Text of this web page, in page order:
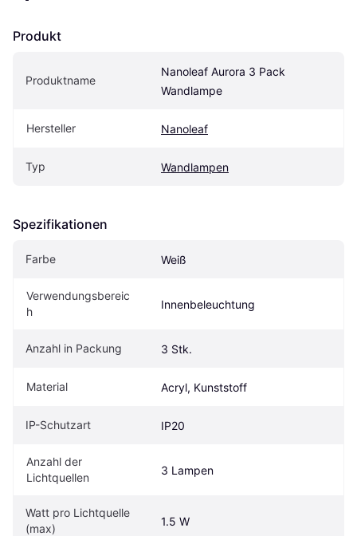
Produkt
Produktname
Nanoleaf Aurora 3 Pack
Wandlampe
Hersteller Nanoleaf
Typ Wandlampen
Spezifikationen
Farbe Weiß
Verwendungsbereic
h
Innenbeleuchtung
Anzahl in Packung 3 Stk.
Material Acryl, Kunststoff
IP-Schutzart IP20
Anzahl der
Lichtquellen
3 Lampen
Watt pro Lichtquelle
(max)
1.5 W